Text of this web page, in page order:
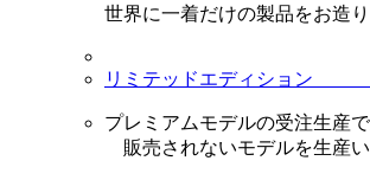
世界に一着だけの製品をお造
リミテッドエディ
プレミアムモデルの受注生産
販売されないモデルを生産